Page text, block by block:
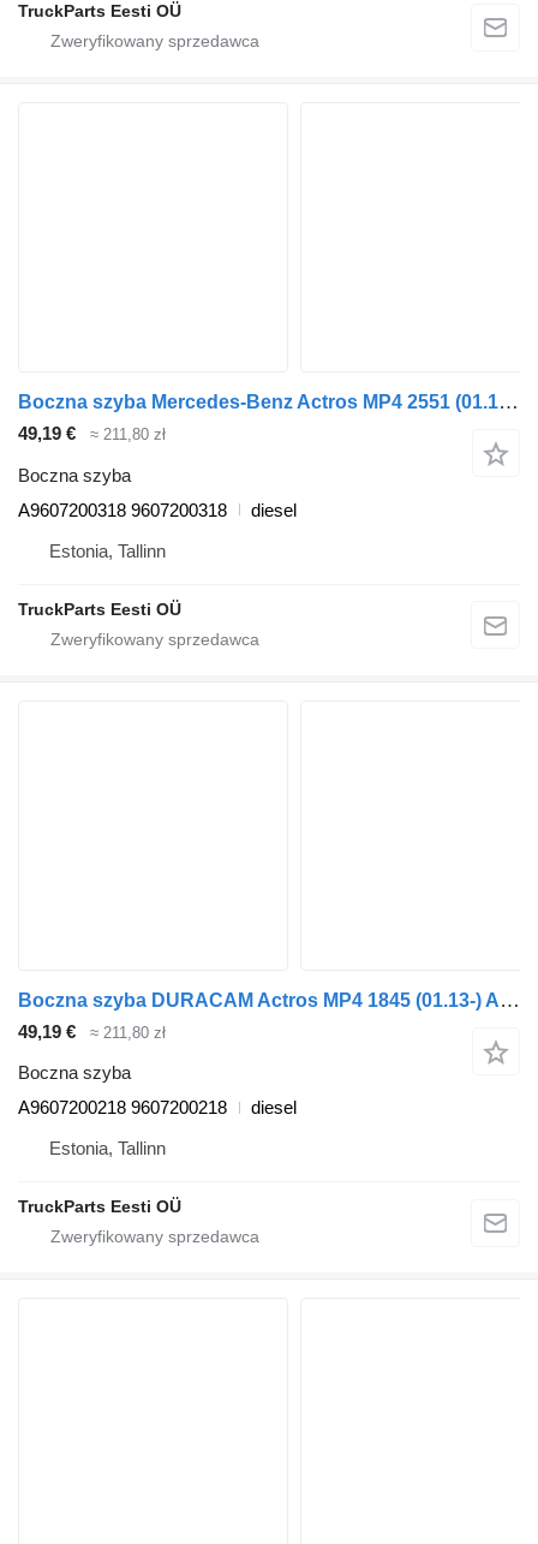
TruckParts Eesti OÜ
Boczna szyba Mercedes-Benz Actros MP4 2551 (01.12-) A9607200318 do ciągnika siodłowego Mercedes-Benz Actros MP4 Antos Arocs (2012-)
49,19 € ≈ 211,80 zł
Boczna szyba
A9607200318 9607200318
diesel
Estonia, Tallinn
TruckParts Eesti OÜ
Boczna szyba DURACAM Actros MP4 1845 (01.13-) A9607200218 do ciągnika siodłowego Mercedes-Benz Actros MP4 Antos Arocs (2012-)
49,19 € ≈ 211,80 zł
Boczna szyba
A9607200218 9607200218
diesel
Estonia, Tallinn
TruckParts Eesti OÜ